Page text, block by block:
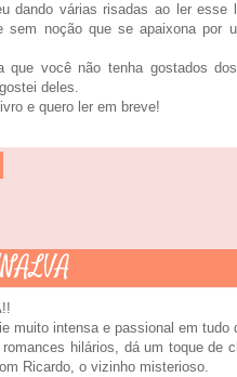
dando várias risadas ao ler
sem noção que se apaixona por
que você não tenha gostados
deles.
e quero ler em breve!
muito intensa e passional em tudo
hilários, dá um toque de
Ricardo, o vizinho misterioso.